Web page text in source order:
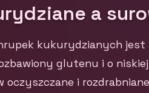
a
kukurydzianych jest
glutenu i o
i